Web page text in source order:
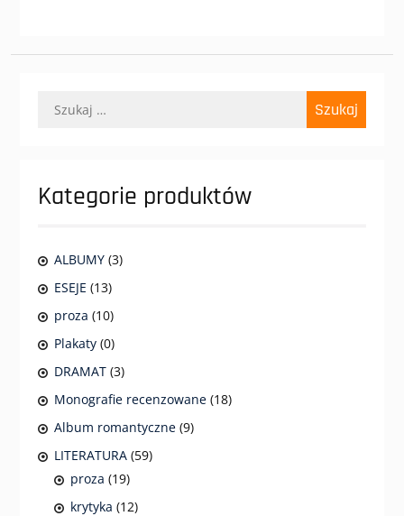
Kategorie produktów
ALBUMY (3)
ESEJE (13)
proza (10)
Plakaty (0)
DRAMAT (3)
Monografie recenzowane (18)
Album romantyczne (9)
LITERATURA (59)
proza (19)
krytyka (12)